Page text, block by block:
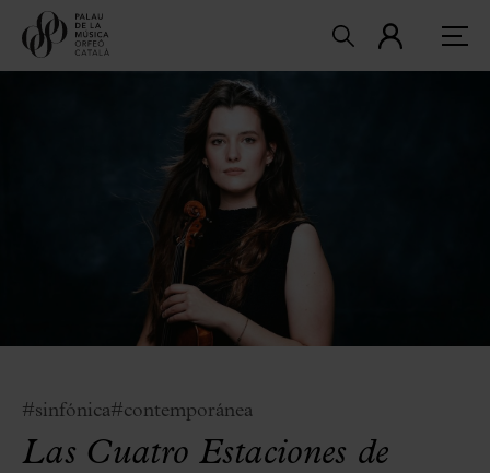
#sinfónica#contemporánea
Las Cuatro Estaciones de